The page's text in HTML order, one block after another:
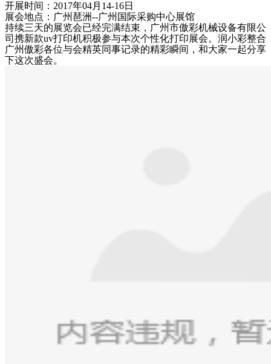
开展时间：2017年04月14-16日
展会地点：广州琶洲--广州国际采购中心展馆
持续三天的展览会已经完满结束，广州市傲彩机械设备有限公
司携新款uv打印机积极参与本次个性化打印展会。润小彩整合
广州傲彩各位与会精英同事记录的精彩瞬间，和大家一起分享
下这次盛会。